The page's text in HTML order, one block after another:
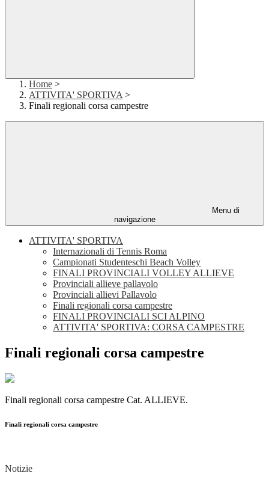
Home >
ATTIVITA' SPORTIVA >
Finali regionali corsa campestre
Menu di
navigazione
ATTIVITA' SPORTIVA
Internazionali di Tennis Roma
Campionati Studenteschi Beach Volley
FINALI PROVINCIALI VOLLEY ALLIEVE
Provinciali allieve pallavolo
Provinciali allievi Pallavolo
Finali regionali corsa campestre
FINALI PROVINCIALI SCI ALPINO
ATTIVITA' SPORTIVA: CORSA CAMPESTRE
Finali regionali corsa campestre
Finali regionali corsa campestre Cat. ALLIEVE.
Finali regionali corsa campestre
Notizie